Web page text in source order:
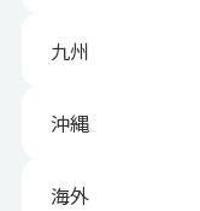
九州
沖縄
海外